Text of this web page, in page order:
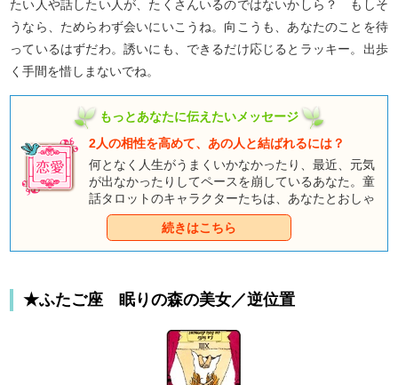
たい人や話したい人が、たくさんいるのではないかしら？ もしそ
うなら、ためらわず会いにいこうね。向こうも、あなたのことを待
っているはずだわ。誘いにも、できるだけ応じるとラッキー。出歩
く手間を惜しまないでね。
もっとあなたに伝えたいメッセージ
2人の相性を高めて、あの人と結ばれるには？
何となく人生がうまくいかなかったり、最近、元気
が出なかったりしてペースを崩しているあなた。童
話タロットのキャラクターたちは、あなたとおしゃ
べりしたくて、そわそわしているようですよ。みん
なとのおしゃべりを通して、あなただけのハッピー
エンドをつかんでくださいね。
続きはこちら
★ふたご座 眠りの森の美女／逆位置